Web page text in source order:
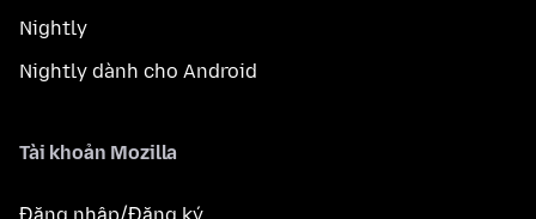
Nightly
Nightly dành cho Android
Tài khoản Mozilla